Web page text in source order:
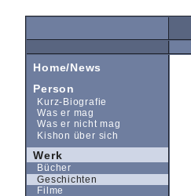
Home/News
Person
Kurz-Biografie
Was er mag
Was er nicht mag
Kishon über sich
Werk
Bücher
Geschichten
Filme